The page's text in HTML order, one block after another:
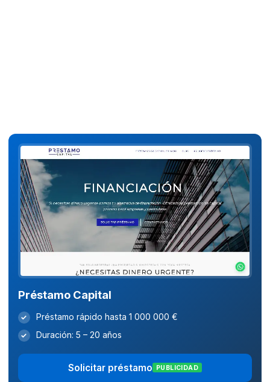
Préstamo Capital
✓ Préstamo rápido hasta 1 000 000 €
✓ Duración: 5 – 20 años
Solicitar préstamo PUBLICIDAD